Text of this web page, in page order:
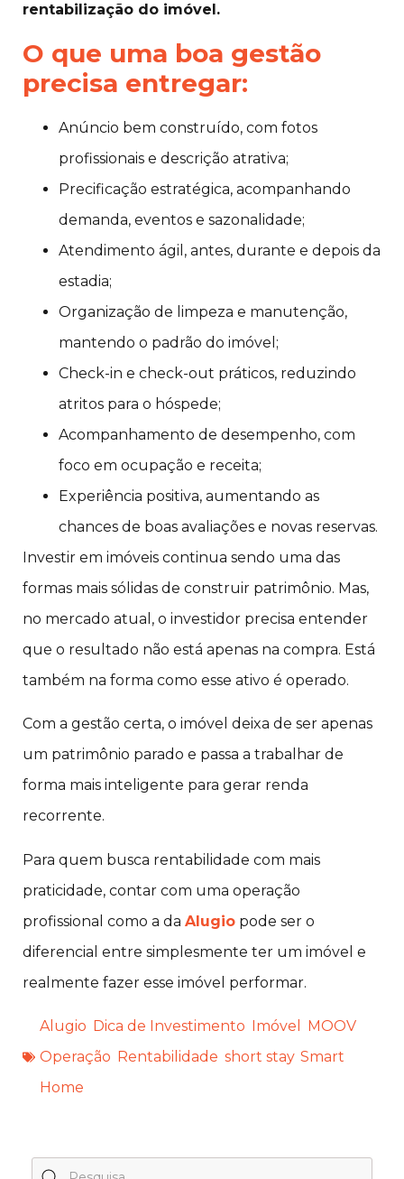
rentabilização do imóvel.
O que uma boa gestão
precisa entregar:
Anúncio bem construído, com fotos
profissionais e descrição atrativa;
Precificação estratégica, acompanhando
demanda, eventos e sazonalidade;
Atendimento ágil, antes, durante e depois da
estadia;
Organização de limpeza e manutenção,
mantendo o padrão do imóvel;
Check-in e check-out práticos, reduzindo
atritos para o hóspede;
Acompanhamento de desempenho, com
foco em ocupação e receita;
Experiência positiva, aumentando as
chances de boas avaliações e novas reservas.
Investir em imóveis continua sendo uma das
formas mais sólidas de construir patrimônio. Mas,
no mercado atual, o investidor precisa entender
que o resultado não está apenas na compra. Está
também na forma como esse ativo é operado.
Com a gestão certa, o imóvel deixa de ser apenas
um patrimônio parado e passa a trabalhar de
forma mais inteligente para gerar renda
recorrente.
Para quem busca rentabilidade com mais
praticidade, contar com uma operação
profissional como a da Alugio pode ser o
diferencial entre simplesmente ter um imóvel e
realmente fazer esse imóvel performar.
Alugio Dica de Investimento Imóvel MOOV,
Operação Rentabilidade short stay, Smart
Home